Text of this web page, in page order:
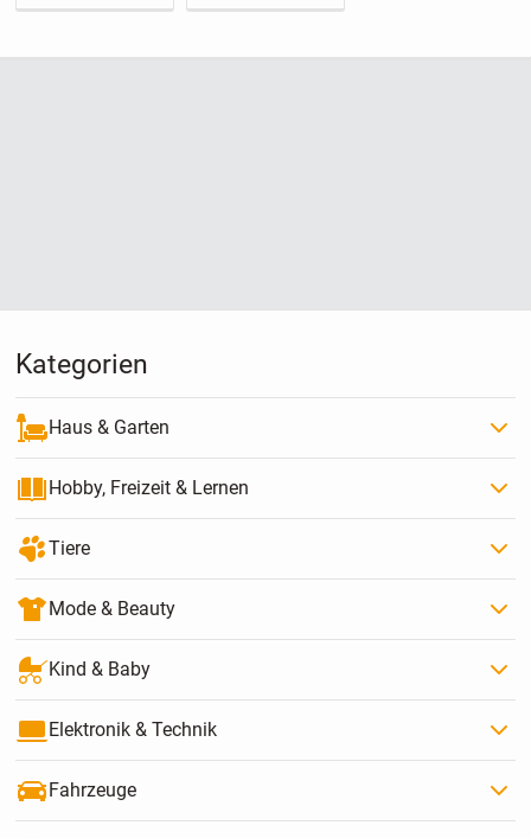
Kategorien
Haus & Garten
Hobby, Freizeit & Lernen
Tiere
Mode & Beauty
Kind & Baby
Elektronik & Technik
Fahrzeuge